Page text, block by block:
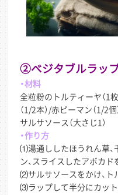
②ベジタブルラッ
・材料
全粒粉のトルティーヤ（1
（1/2本）/赤ピーマン（1/2個
サルサソース（大さじ1）
・作り方
⑴湯通ししたほうれん草、
ン、スライスしたアボカド
⑵サルサソースをかけ、ト
⑶ラップして半分にカット